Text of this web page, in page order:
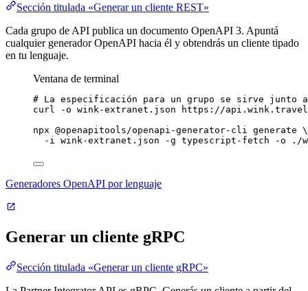
Sección titulada «Generar un cliente REST»
Cada grupo de API publica un documento OpenAPI 3. Apuntá
cualquier generador OpenAPI hacia él y obtendrás un cliente tipado
en tu lenguaje.
Ventana de terminal
# La especificación para un grupo se sirve junto
curl
-o wink-extranet.json
https://
npx @openapitools/openapi-generator-cli generate \
-i
wink-extranet.json -g typescript-fetch -o ./
Generadores OpenAPI por lenguaje
Generar un cliente gRPC
Sección titulada «Generar un cliente gRPC»